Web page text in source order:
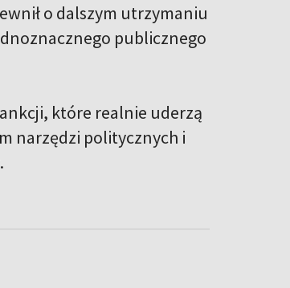
o dalszym utrzymaniu
publicznego
które realnie uderzą
narzędzi politycznych i